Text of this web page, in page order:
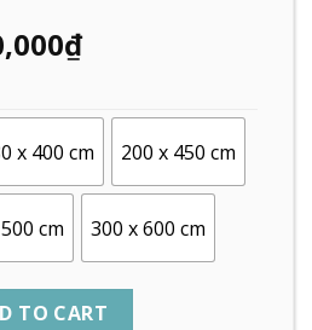
₫
x 400 cm 200 x 450 cm
cm 300 x 600 cm
TO CART